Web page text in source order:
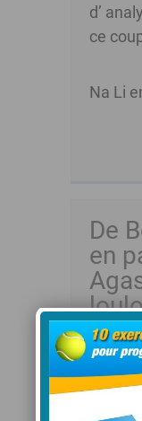
d’
ce
Na Li
De
en
des